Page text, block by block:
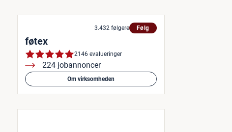
3.432 følgere Følg
føtex
2146 evalueringer
224 jobannoncer
Om virksomheden